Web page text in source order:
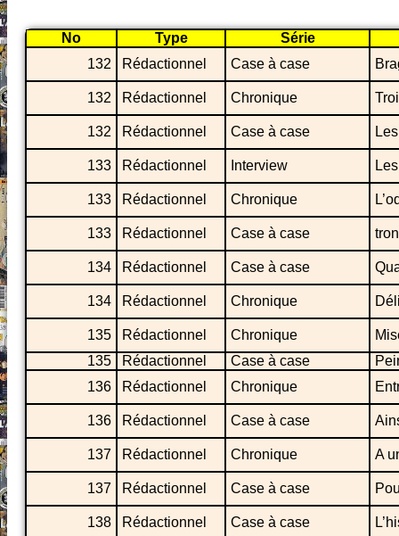
No Type
Série
132
Rédactionnel Case à case
132 Rédactionnel Chronique
132 Rédactionnel Case à case
133 Rédactionnel Interview
133 Rédactionnel Chronique
133 Rédactionnel Case à case
134 Rédactionnel Case à case
134 Rédactionnel Chronique
135 Rédactionnel Chronique
135
Rédactionnel Case à case
136
Rédactionnel Chronique
136 Rédactionnel Case à case
137 Rédactionnel Chronique A
137 Rédactionnel Case à case
138 Rédactionnel Case à case